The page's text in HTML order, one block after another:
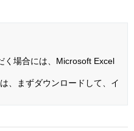
く場合には、Microsoft Excel
、まずダウンロードして、イ